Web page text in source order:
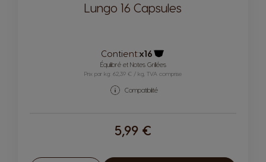
Lungo 16 Capsules
Contient:x16
Icône capsules
Équilibré et Notes Grillées
Prix par kg: 62,39 € / kg, TVA comprise
Compatibilité
5,99 €